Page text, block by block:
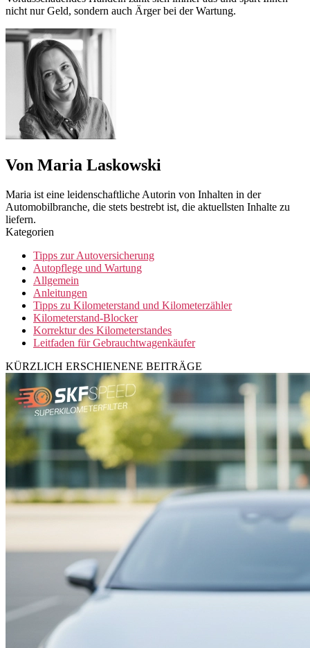
nicht nur Geld, sondern auch Ärger bei der Wartung.
Von Maria Laskowski
Maria ist eine leidenschaftliche Autorin von Inhalten in der
Automobilbranche, die stets bestrebt ist, die aktuellsten Inhalte zu
liefern.
Kategorien
Tipps zur Autoversicherung
Autopflege und Wartung
Allgemein
Anleitungen
Tipps zu Kilometerstand und Kilometerzähler
Kilometerstand-Blocker
Korrektur des Kilometerstandes
Leitfaden für Gebrauchtwagenkäufer
KÜRZLICH ERSCHIENENE BEITRÄGE